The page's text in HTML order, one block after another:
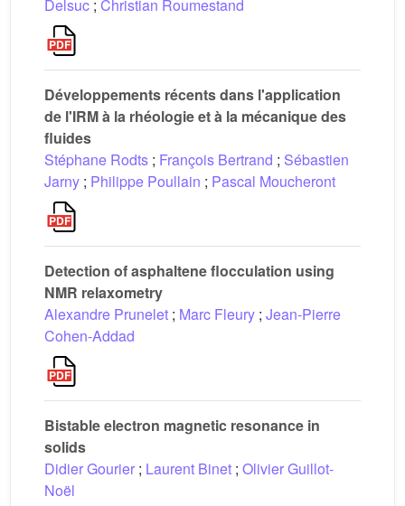
Delsuc ; Christian Roumestand
Développements récents dans l'application
de l'IRM à la rhéologie et à la mécanique des
fluides
Stéphane Rodts ; François Bertrand ; Sébastien
Jarny ; Philippe Poullain ; Pascal Moucheront
Detection of asphaltene flocculation using
NMR relaxometry
Alexandre Prunelet ; Marc Fleury ; Jean-Pierre
Cohen-Addad
Bistable electron magnetic resonance in
solids
Didier Gourier ; Laurent Binet ; Olivier Guillot-
Noël